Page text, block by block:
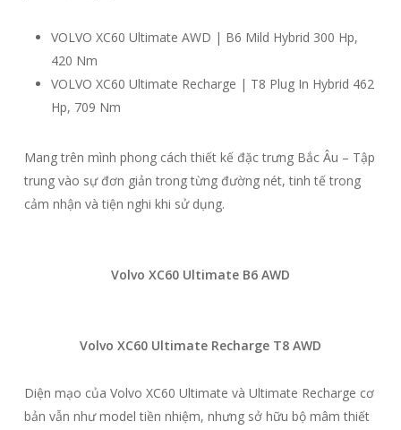
VOLVO XC60 Ultimate AWD | B6 Mild Hybrid 300 Hp,
420 Nm
VOLVO XC60 Ultimate Recharge | T8 Plug In Hybrid 462
Hp, 709 Nm
Mang trên mình phong cách thiết kế đặc trưng Bắc Âu – Tập
trung vào sự đơn giản trong từng đường nét, tinh tế trong
cảm nhận và tiện nghi khi sử dụng.
Volvo XC60 Ultimate B6 AWD
Volvo XC60 Ultimate Recharge T8 AWD
Diện mạo của Volvo XC60 Ultimate và Ultimate Recharge cơ
bản vẫn như model tiền nhiệm, nhưng sở hữu bộ mâm thiết